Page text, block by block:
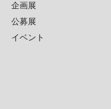
企画展
公募展
イベント